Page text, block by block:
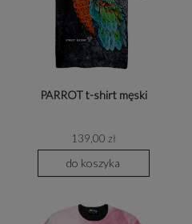
PARROT t-shirt męski
139,00 zł
do koszyka